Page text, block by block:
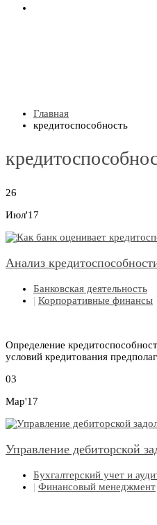
Главная
кредитоспособность
26
Июл'17
Анализ
Банковская деятельность
| Корпоративные финансы
Определение
условий кредитования
03
Мар'17
Управление дебиторской
Бухгалтерский учет и
| Финансовый менеджмент